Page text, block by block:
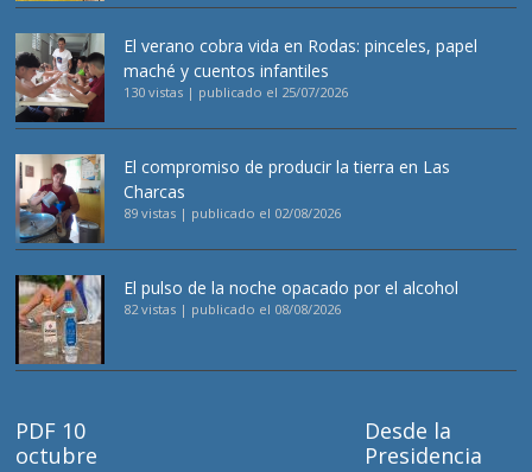
El verano cobra vida en Rodas: pinceles, papel
maché y cuentos infantiles
130 vistas | publicado el 25/07/2026
El compromiso de producir la tierra en Las
Charcas
89 vistas | publicado el 02/08/2026
El pulso de la noche opacado por el alcohol
82 vistas | publicado el 08/08/2026
PDF 10
octubre
Desde la
Presidencia